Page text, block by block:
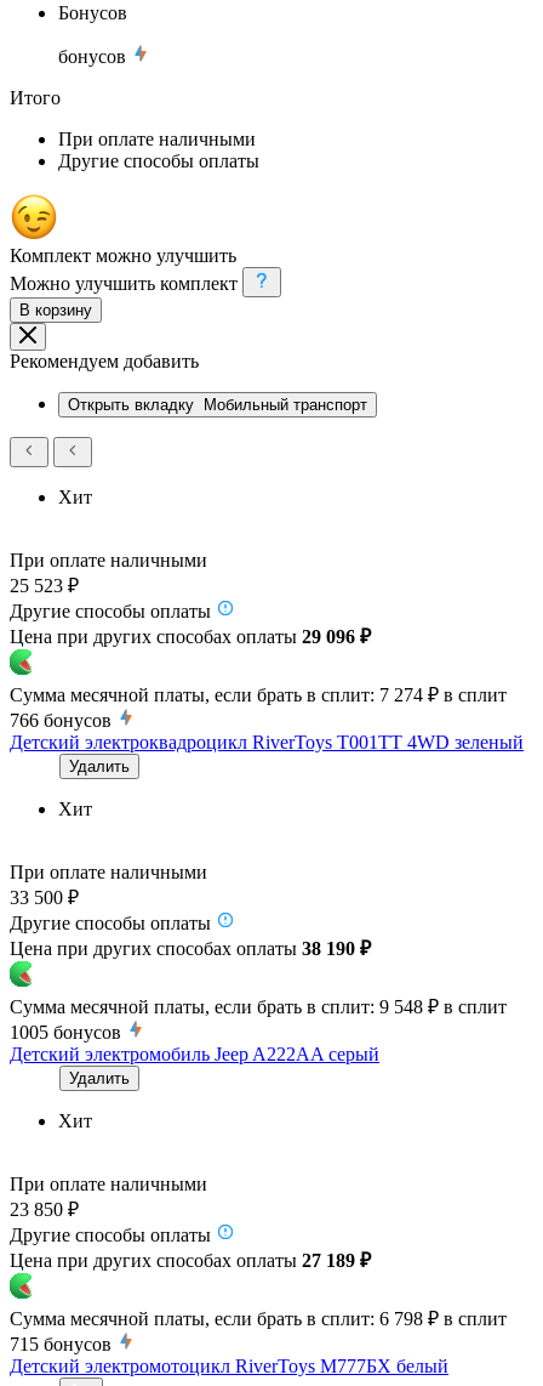
Бонусов
бонусов
Итого
При оплате наличными
Другие способы оплаты
Комплект можно улучшить
Можно улучшить комплект
В корзину
Рекомендуем добавить
Открыть вкладку Мобильный транспорт
Хит
При оплате наличными
25 523 ₽
Другие способы оплаты
Цена при других способах оплаты 29 096 ₽
Сумма месячной платы, если брать в сплит: 7 274 ₽ в сплит
766 бонусов
Детский электроквадроцикл RiverToys T001TT 4WD зеленый
Удалить
Хит
При оплате наличными
33 500 ₽
Другие способы оплаты
Цена при других способах оплаты 38 190 ₽
Сумма месячной платы, если брать в сплит: 9 548 ₽ в сплит
1005 бонусов
Детский электромобиль Jeep A222AA серый
Удалить
Хит
При оплате наличными
23 850 ₽
Другие способы оплаты
Цена при других способах оплаты 27 189 ₽
Сумма месячной платы, если брать в сплит: 6 798 ₽ в сплит
715 бонусов
Детский электромотоцикл RiverToys М777БХ белый